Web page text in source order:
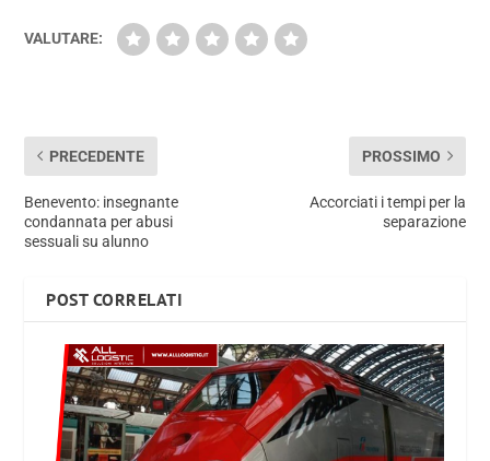
VALUTARE:
PRECEDENTE
Benevento: insegnante
condannata per abusi
sessuali su alunno
PROSSIMO
Accorciati i tempi per la
separazione
POST CORRELATI